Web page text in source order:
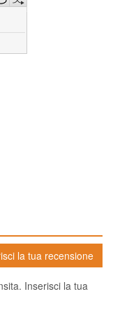
la tua recensione
Inserisci la tua